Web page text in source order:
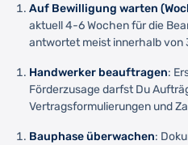
Auf Bewilligung warten
aktuell 4-6 Wochen für die
antwortet meist innerhalb von
Handwerker beauftragen:
Förderzusage darfst Du
Vertragsformulierungen und
Bauphase überwachen: